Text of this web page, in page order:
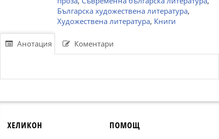
Българска художествена литература,
Художествена литература, Книги
Анотация Коментари
ХЕЛИКОН ПОМОЩ